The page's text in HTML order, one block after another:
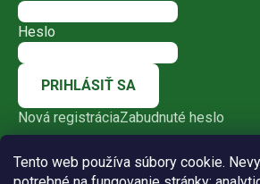
Tento web používa súbory cookie.
Heslo
PRIHLÁSIŤ SA
Nová registráciaZabudnuté heslo